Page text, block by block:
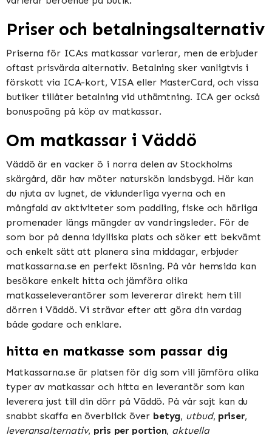
Priser och betalningsalternativ
Priserna för ICA:s matkassar varierar, men de erbjuder
oftast prisvärda alternativ. Betalning sker vanligtvis i
förskott via ICA-kort, VISA eller MasterCard, och vissa
butiker tillåter betalning vid uthämtning. ICA ger också
bonuspoäng på köp av matkassar​​.
Om matkassar i Väddö
Väddö är en vacker ö i norra delen av Stockholms
skärgård, där hav möter naturskön landsbygd. Här kan
du njuta av lugnet, de vidunderliga vyerna och en
mångfald av aktiviteter som paddling, fiske och härliga
promenader längs mängder av vandringsleder. För de
som bor på denna idylliska plats och söker ett bekvämt
och enkelt sätt att planera sina middagar, erbjuder
matkassarna.se en perfekt lösning. På vår hemsida kan
besökare enkelt hitta och jämföra olika
matkasseleverantörer som levererar direkt hem till
dörren i Väddö. Vi strävar efter att göra din vardag
både godare och enklare.
hitta en matkasse som passar dig
Matkassarna.se är platsen för dig som vill jämföra olika
typer av matkassar och hitta en leverantör som kan
leverera just till din dörr på Väddö. På vår sajt kan du
snabbt skaffa en överblick över betyg, utbud, priser,
leveransalternativ, pris per portion, aktuella